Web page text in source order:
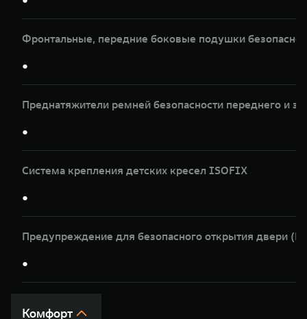
Фронтальные, передние боковые подушки
●
Преднатяжители ремней безопасности переднего и
●
Система крепления детских кресел ISOFIX
●
Предупреждение для безопасного открытия двери
●
Комфорт